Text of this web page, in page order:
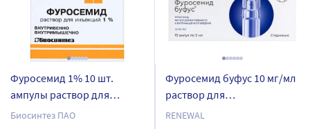
Фуросемид 1% 10 шт.
ампулы раствор для
инъекций 2 мл
Биосинтез ПАО
Фуросемид буфус 10 мг/мл
раствор для
внутривенного и
RENEWAL